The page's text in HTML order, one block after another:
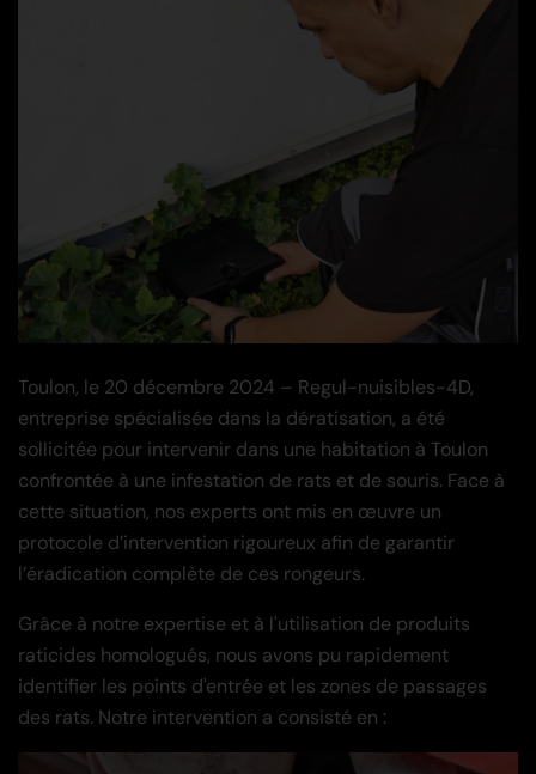
Toulon, le 20 décembre 2024 – Regul-nuisibles-4D,
entreprise spécialisée dans la dératisation, a été
sollicitée pour intervenir dans une habitation à Toulon
confrontée à une infestation de rats et de souris. Face à
cette situation, nos experts ont mis en œuvre un
protocole d’intervention rigoureux afin de garantir
l’éradication complète de ces rongeurs.
Grâce à notre expertise et à l'utilisation de produits
raticides homologués, nous avons pu rapidement
identifier les points d'entrée et les zones de passages
des rats. Notre intervention a consisté en :